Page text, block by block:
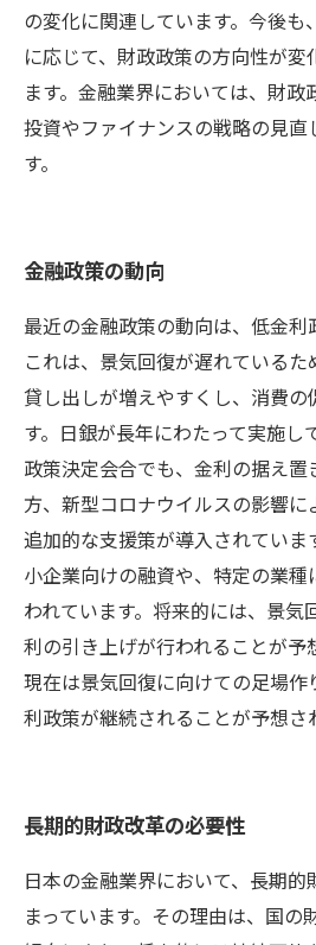
の変化に関連しています。今後も
に応じて、財政政策の方向性が
ます。金融業界においては、財
投資やファイナンスの戦略の見直
す。
金融政策の動向
最近の金融政策の動向は、低金利
これは、景気回復が遅れている
貸し出しが増えやすくし、消費
す。日銀が長年にわたって実施し
政策決定会合でも、金利の据え置
方、新型コロナウイルスの影響に
追加的な支援策が導入されていま
小企業向けの融資や、特定の業
われています。将来的には、景気
利の引き上げが行われることが予
現在は景気回復に向けての足場作
利政策が継続されることが予想さ
長期的財政改革の必要性
日本の金融業界において、長期
まっています。その理由は、国の